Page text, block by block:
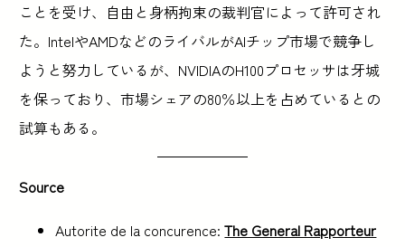
ことを受け、自由と身柄拘束の裁判官によって許可され
た。IntelやAMDなどのライバルがAIチップ市場で競争し
ようと努力しているが、NVIDIAのH100プロセッサは牙城
を保っており、市場シェアの80％以上を占めているとの
試算もある。
Source
Autorite de la concurence:The General Rapporteur